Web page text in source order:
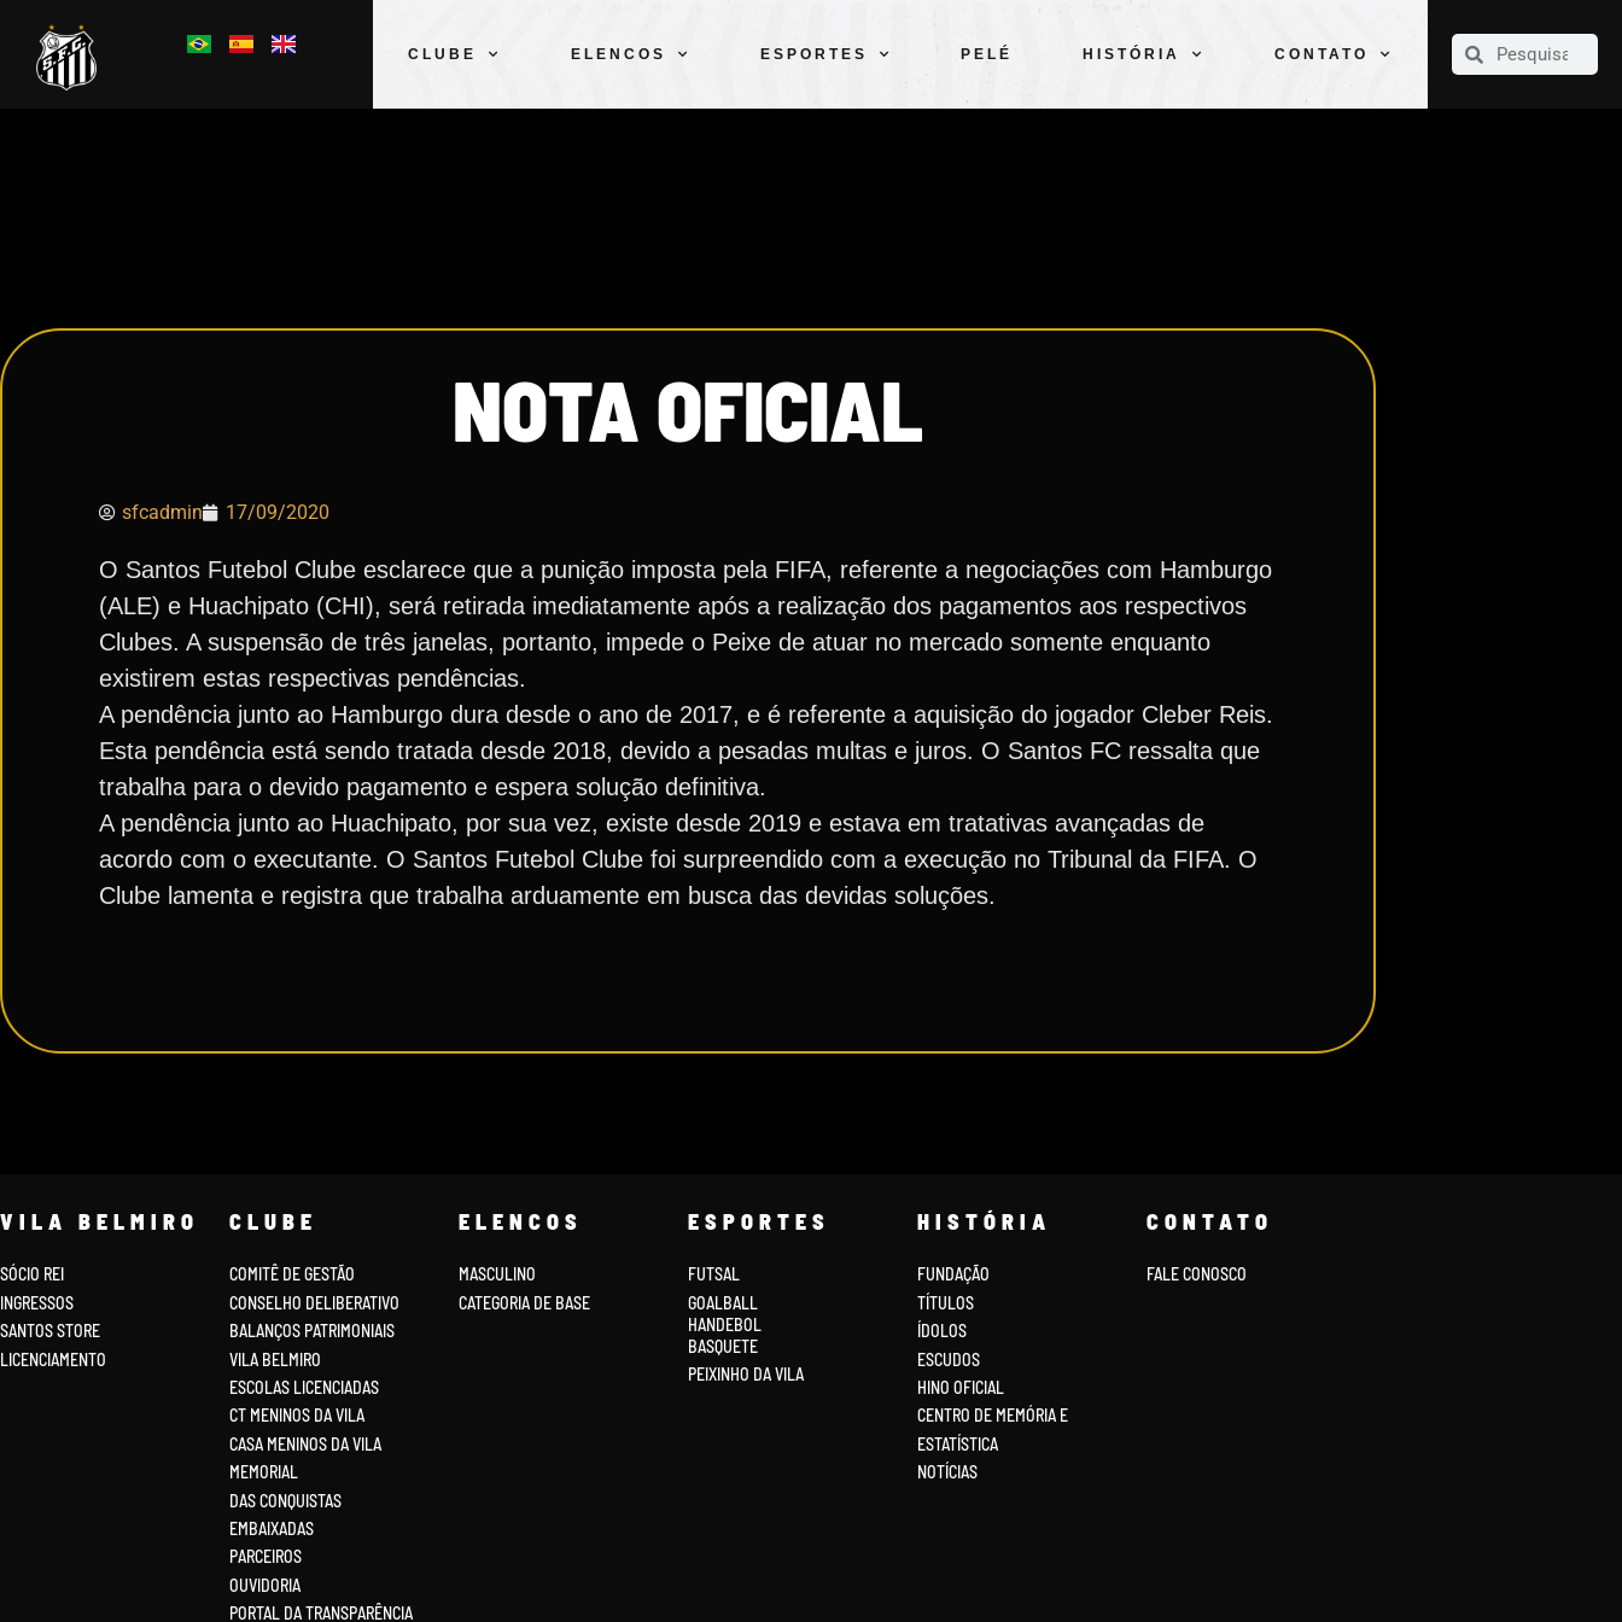
CLUBE ELENCOS ESPORTES PELÉ HISTÓRIA CONTATO
CLUBE
NOTA OFICIAL
sfcadmin 17/09/2020
O Santos Futebol Clube esclarece que a punição imposta pela FIFA, referente a negociações com Hamburgo
(ALE) e Huachipato (CHI), será retirada imediatamente após a realização dos pagamentos aos respectivos
Clubes. A suspensão de três janelas, portanto, impede o Peixe de atuar no mercado somente enquanto
existirem estas respectivas pendências.
A pendência junto ao Hamburgo dura desde o ano de 2017, e é referente a aquisição do jogador Cleber Reis.
Esta pendência está sendo tratada desde 2018, devido a pesadas multas e juros. O Santos FC ressalta que
trabalha para o devido pagamento e espera solução definitiva.
A pendência junto ao Huachipato, por sua vez, existe desde 2019 e estava em tratativas avançadas de
acordo com o executante. O Santos Futebol Clube foi surpreendido com a execução no Tribunal da FIFA. O
Clube lamenta e registra que trabalha arduamente em busca das devidas soluções.
VILA BELMIRO
SÓCIO REI
INGRESSOS
SANTOS STORE
LICENCIAMENTO
CLUBE
COMITÊ DE GESTÃO
CONSELHO DELIBERATIVO
BALANÇOS PATRIMONIAIS
VILA BELMIRO
ESCOLAS LICENCIADAS
CT MENINOS DA VILA
CASA MENINOS DA VILA
MEMORIAL
DAS CONQUISTAS
EMBAIXADAS
PARCEIROS
OUVIDORIA
PORTAL DA TRANSPARÊNCIA
ELENCOS
MASCULINO
CATEGORIA DE BASE
ESPORTES
FUTSAL
GOALBALL
HANDEBOL
BASQUETE
PEIXINHO DA VILA
HISTÓRIA
FUNDAÇÃO
TÍTULOS
ÍDOLOS
ESCUDOS
HINO OFICIAL
CENTRO DE MEMÓRIA E
ESTATÍSTICA
NOTÍCIAS
CONTATO
FALE CONOSCO